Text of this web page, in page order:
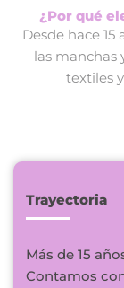
¿Por qué
Desde hace
las manchas
textiles
Trayectoria
Más de 15
Contamos